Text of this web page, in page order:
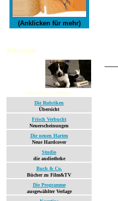
(Anklicken für mehr)
Bücherbar
Aktuelles Lesefutter
Die Rubriken
Übersicht
Frisch Verbucht
Neuerscheinungen
Die neuen Harten
Neue Hardcover
Studio
die audiotheke
Buch & Co.
Bücher zu Film&TV
Die Programme
ausgewählter Verlage